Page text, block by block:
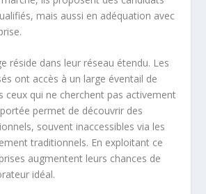
mais aussi en adéquation avec
réside dans leur réseau étendu. Les
ont accès à un large éventail de
ceux qui ne cherchent pas activement
permet de découvrir des
souvent inaccessibles via les
traditionnels. En exploitant ce
augmentent leurs chances de
idéal.